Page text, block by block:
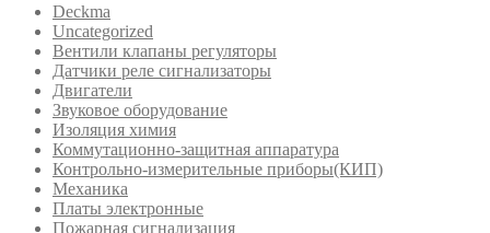
Deckma
Uncategorized
Вентили клапаны регуляторы
Датчики реле сигнализаторы
Двигатели
Звуковое оборудование
Изоляция химия
Коммутационно-защитная аппаратура
Контрольно-измерительные приборы(КИП)
Механика
Платы электронные
Пожарная сигнализация